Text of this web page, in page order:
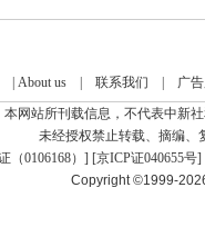
About us| 联系我们
广
本网站所刊载信息，不代表中新
未经授权禁止转载、摘编、
0106168） ] [京ICP证040655号]
Copyright ©1999-